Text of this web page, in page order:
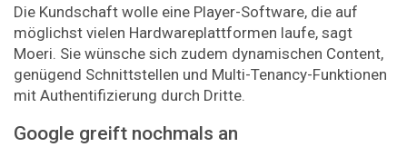
Die Kundschaft wolle eine Player-Software, die auf
möglichst vielen Hardwareplattformen laufe, sagt
Moeri. Sie wünsche sich zudem dynamischen Content,
genügend Schnittstellen und Multi-Tenancy-Funktionen
mit Authentifizierung durch Dritte.
Google greift nochmals an